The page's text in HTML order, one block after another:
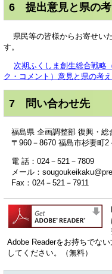
6 提出意見と県の
県民等の皆様からお寄せい
す。
次期ふくしま創生総合戦略
ク・コメント）意見と県の考
7 問い合わせ先
福島県 企画調整部 復興・総
〒960－8670 福島市杉妻町2
電 話：024－521－7809
メール：
Fax：024－521－7911
Adobe Readerをお持ちでな
してください。（無料）